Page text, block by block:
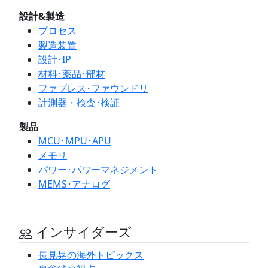
設計&製造
プロセス
製造装置
設計･IP
材料･薬品･部材
ファブレス･ファウンドリ
計測器・検査･検証
製品
MCU･MPU･APU
メモリ
パワー･パワーマネジメント
MEMS･アナログ
インサイダーズ
長見晃の海外トピックス